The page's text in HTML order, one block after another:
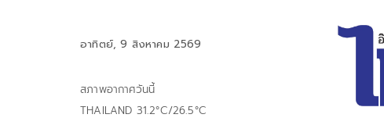
อาทิตย์, 9 สิงหาคม 2569
สภาพอากาศวันนี้
THAILAND 31.2°C/26.5°C